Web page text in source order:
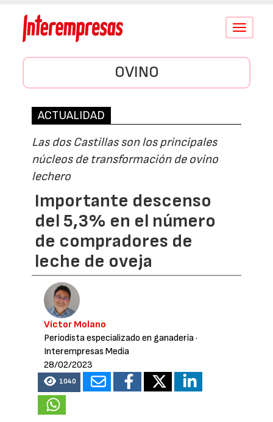
Conmutar
OVINO
ACTUALIDAD
Las dos Castillas son los principales
núcleos de transformación de ovino
lechero
Importante descenso
del 5,3% en el número
de compradores de
leche de oveja
Víctor Molano
Periodista especializado en ganadería·
Interempresas Media
28/02/2023
1040